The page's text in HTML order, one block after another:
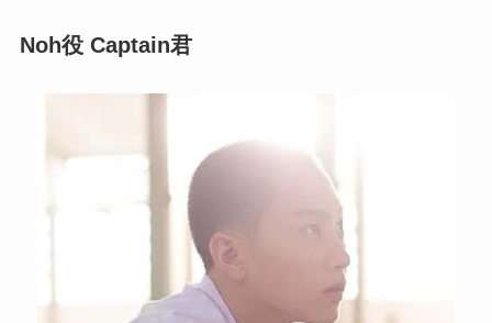
Noh役 Captain君